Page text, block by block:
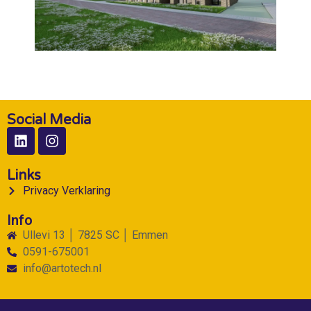
Social Media
Links
Privacy Verklaring
Info
Ullevi 13 │ 7825 SC │ Emmen
0591-675001
info@artotech.nl